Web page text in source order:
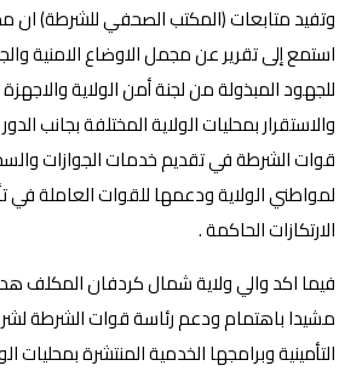
وتفيد متابعات (المكتب الصحفي للشرطة) ان
استمع إلى تقرير عن مجمل الاوضاع الامنية
للجهود المبذولة من لجنة أمن الولاية
والاستقرار بمحليات الولاية المختلفة بجانب
قوات الشرطة في تقديم خدمات الجوازات
لمواطني الولاية ودعمها للقوات العاملة في
الارتكازات الحاكمة .
فيما اكد والي ولاية شمال كردفان المكلف
مشيدا باهتمام ودعم رئاسة قوات الشرطة
التأمينية وبرامجها الخدمية المنتشرة بمحليات